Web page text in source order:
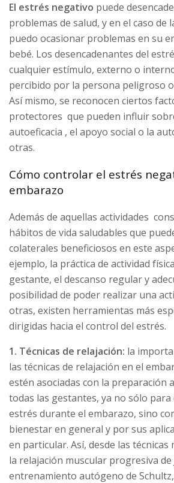
El estrés negativo puede
problemas de salud, y en el caso de
puedo ocasionar problemas en su
bebé. Los desencadenantes del
cualquier estímulo, externo o
percibido por la persona peligroso
Así mismo, se reconocen ciertos
protectores que pueden influir
autoeficacia , el apoyo social o la
otras.
Cómo controlar el estrés
embarazo
Además de aquellas actividades
hábitos de vida saludables que
colaterales beneficiosos en este
ejemplo, la práctica de actividad
gestante, el descanso regular y
posibilidad de poder realizar una
otras, existen herramientas más
dirigidas hacia el control del estrés.
1. Técnicas de relajación: la
las técnicas de relajación en el
estén asociadas con la preparación
todas las gestantes, ya no sólo
estrés durante el embarazo, sino
bienestar en general y por sus
en particular. Así, desde las técnicas
la relajación muscular progresiva de
entrenamiento autógeno de